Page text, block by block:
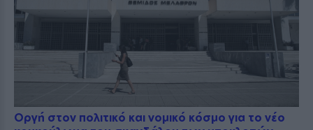
Οργή στον πολιτικό και νομικό κόσμο για το νέο